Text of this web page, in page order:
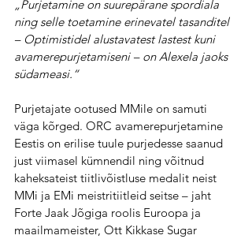
„Purjetamine on suurepärane spordiala
ning selle toetamine erinevatel tasanditel
– Optimistidel alustavatest lastest kuni
avamerepurjetamiseni – on Alexela jaoks
südameasi.“
Purjetajate ootused MMile on samuti
väga kõrged. ORC avamerepurjetamine
Eestis on erilise tuule purjedesse saanud
just viimasel kümnendil ning võitnud
kaheksateist tiitlivõistluse medalit neist
MMi ja EMi meistritiitleid seitse – jaht
Forte Jaak Jõgiga roolis Euroopa ja
maailmameister, Ott Kikkase Sugar